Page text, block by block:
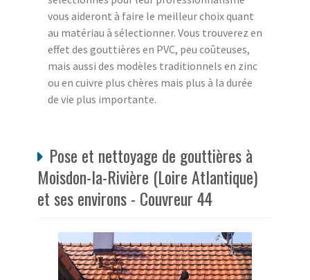
vous aideront à faire le meilleur choix quant
au matériau à sélectionner. Vous trouverez en
effet des gouttières en PVC, peu coûteuses,
mais aussi des modèles traditionnels en zinc
ou en cuivre plus chères mais plus à la durée
de vie plus importante.
Pose et nettoyage de gouttières à
Moisdon-la-Rivière (Loire Atlantique)
et ses environs - Couvreur 44